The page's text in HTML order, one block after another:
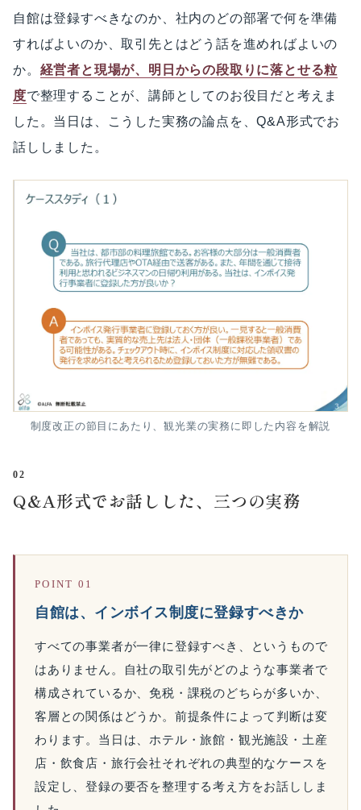
自館は登録すべきなのか、社内のどの部署で何を準備
すればよいのか、取引先とはどう話を進めればよいの
か。 経営者と現場が、明日からの段取りに落とせる粒
度で整理することが、講師としてのお役目だと考えま
した。当日は、こうした実務の論点を、Q&A形式でお
話ししました。
制度改正の節目にあたり、観光業の実務に即した内容を解説
02
Q&A形式でお話しした、三つの実務
POINT 01
自館は、インボイス制度に登録すべきか
すべての事業者が一律に登録すべき、というもので
はありません。自社の取引先がどのような事業者で
構成されているか、免税・課税のどちらが多いか、
客層との関係はどうか。前提条件によって判断は変
わります。当日は、ホテル・旅館・観光施設・土産
店・飲食店・旅行会社それぞれの典型的なケースを
設定し、登録の要否を整理する考え方をお話ししま